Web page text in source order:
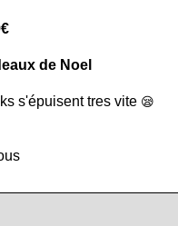
de Noel
s'épuisent tres vite 😪